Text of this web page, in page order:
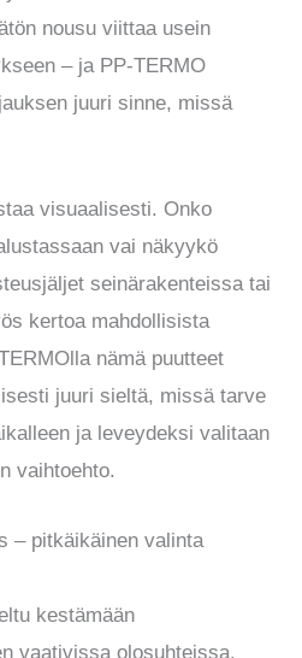
nousu viittaa usein
– ja PP-TERMO
juuri sinne, missä
visuaalisesti. Onko
vai näkyykö
seinärakenteissa tai
kertoa mahdollisista
nämä puutteet
juuri sieltä, missä tarve
ja leveydeksi valitaan
vaihtoehto.
– pitkäikäinen valinta
kestämään
vaativissa olosuhteissa.